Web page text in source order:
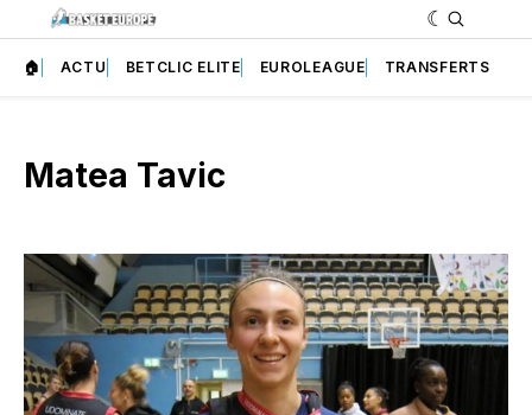
🏠 ACTU BETCLIC ELITE EUROLEAGUE TRANSFERTS
Matea Tavic